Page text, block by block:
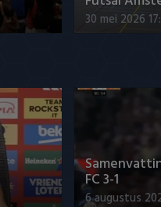
30 mei 2026
FC 3-1
6 augustus